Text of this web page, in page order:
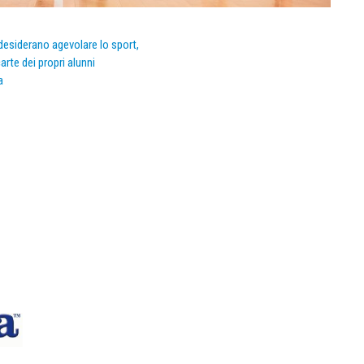
agevolare lo sport,
dei propri alunni